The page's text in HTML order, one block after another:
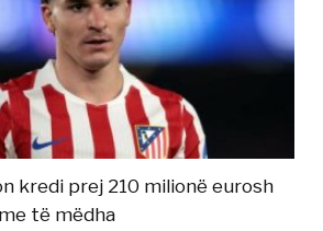
kredi prej 210 milionë eurosh
të mëdha